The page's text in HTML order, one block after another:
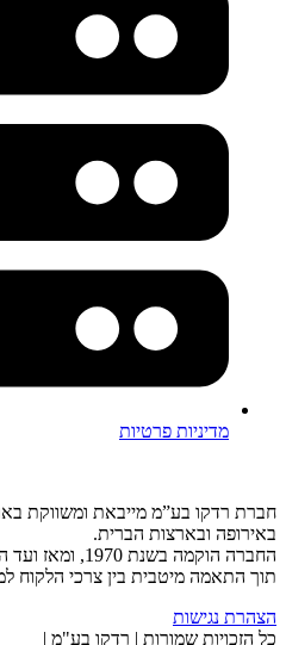
מדיניות פרטיות
חברת רדקו בע”מ מייבאת ומשווקת
באירופה ובארצות הברית.
החברה הוקמה
תוך התאמה מיטבית בין צרכי הלקוח
הצהרת נגישות
כל הזכויות שמורות | רדקו בע"מ |